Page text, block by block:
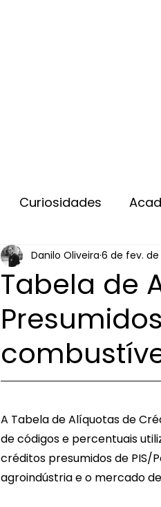
Curiosidades
Tabela de
Danilo Oliveira 6 de fev. de
A Tabela de Alíquotas de
de códigos e percentuais
créditos presumidos de PIS/
agroindústria e o mercado